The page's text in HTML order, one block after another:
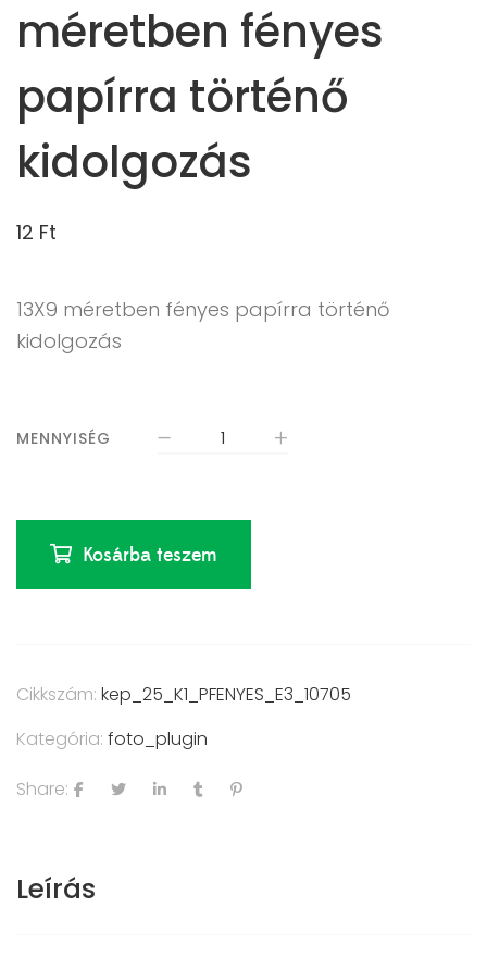
méretben fényes
papírra történő
kidolgozás
12 Ft
13X9 méretben fényes papírra történő
kidolgozás
MENNYISÉG
Kosárba teszem
Cikkszám: kep_25_K1_PFENYES_E3_10705
Kategória: foto_plugin
Share:
Leírás